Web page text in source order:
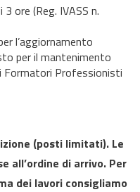
ore (Reg. IVASS n.
l’aggiornamento
per il mantenimento
Formatori Professionisti
(posti limitati). Le
all’ordine di arrivo. Per
dei lavori consigliamo